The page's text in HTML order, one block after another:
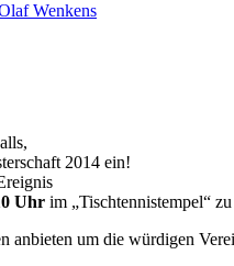
Wenkens
2014 ein!
Uhr im „Tischtennistempel“
anbieten um die würdigen